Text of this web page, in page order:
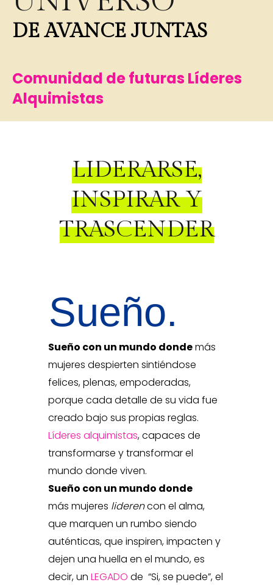
DE AVANCE JUNTAS
Comunidad de futuras Líderes
Alquimistas
LIDERARSE,
INSPIRAR Y
TRASCENDER
Sueño.
Sueño con un mundo dondemás
mujeres despierten sintiéndose
felices, plenas, empoderadas,
porque cada detalle de su vida fue
creado bajo sus propias reglas.
Líderes alquimistas, capaces de
transformarse y transformar el
mundo donde viven.
Sueño con un mundo donde
más mujeres liderencon el alma,
que marquen un rumbo siendo
auténticas, que inspiren, impacten y
dejen una huella en el mundo, es
decir, un LEGADO de “Si, se puede”, el